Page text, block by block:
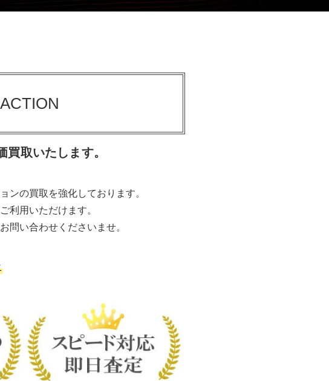
買取いたします。
ンの買取を強化しております。
利用いただけます。
問い合わせくださいませ。